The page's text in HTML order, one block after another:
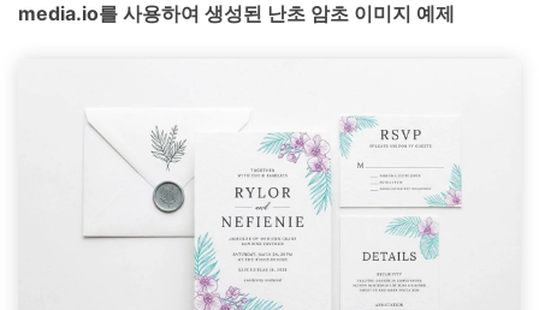
media.io를 사용하여 생성된 난초 암초 이미지 예제